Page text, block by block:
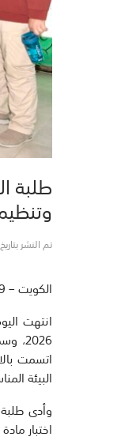
طلبة
تم النشر بتاريخ
الكويت – 29 ديسمبر 2025
اتسمت
البيئة
وأدى
اختبار